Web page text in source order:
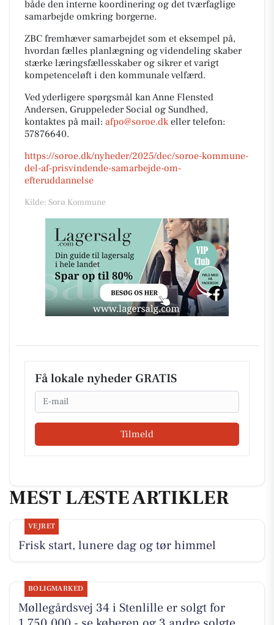
både den interne koordinering og det tværfaglige
samarbejde omkring borgerne.
ZBC fremhæver samarbejdet som et eksempel på,
hvordan fælles planlægning og videndeling skaber
stærke læringsfællesskaber og sikrer et varigt
kompetenceløft i den kommunale velfærd.
Ved yderligere spørgsmål kan Anne Flensted
Andersen, Gruppeleder Social og Sundhed,
kontaktes på mail: afpo@soroe.dkeller telefon:
57876640.
https://soroe.dk/nyheder/2025/dec/soroe-kommune-
del-af-prisvindende-samarbejde-om-
efteruddannelse
Kilde: Sorø Kommune
Få lokale nyheder GRATIS
Email
Tilmeld
MEST LÆSTE ARTIKLER
VEJRET
Frisk start, lunere dag og tør himmel
BOLIGMARKED
Møllegårdsvej 34 i Stenlille er solgt for